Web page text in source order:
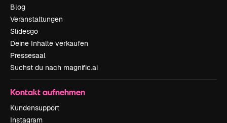
Blog
Veranstaltungen
Slidesgo
Deine Inhalte verkaufen
Pressesaal
Suchst du nach magnific.ai
Kontakt aufnehmen
Kundensupport
Instagram